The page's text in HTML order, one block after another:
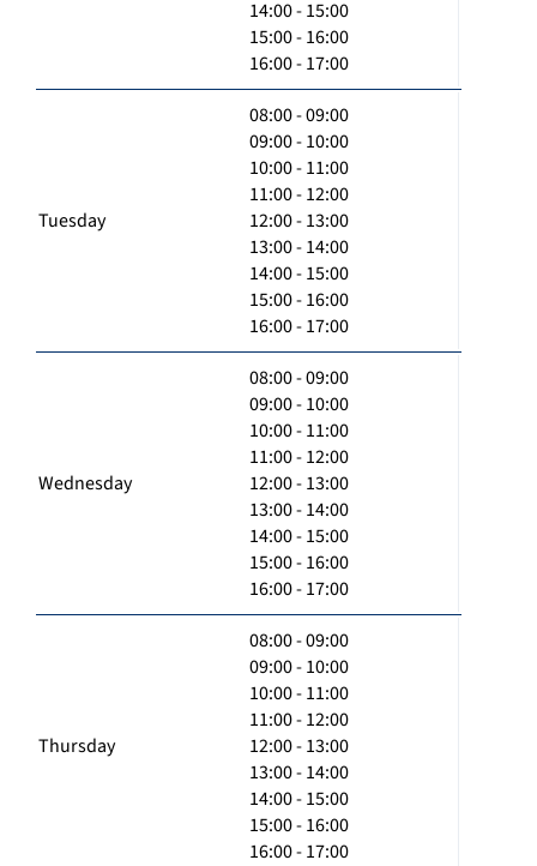
14:00 - 15:00
15:00 - 16:00
16:00 - 17:00
Tuesday
08:00 - 09:00
09:00 - 10:00
10:00 - 11:00
11:00 - 12:00
12:00 - 13:00
13:00 - 14:00
14:00 - 15:00
15:00 - 16:00
16:00 - 17:00
Wednesday
08:00 - 09:00
09:00 - 10:00
10:00 - 11:00
11:00 - 12:00
12:00 - 13:00
13:00 - 14:00
14:00 - 15:00
15:00 - 16:00
16:00 - 17:00
Thursday
08:00 - 09:00
09:00 - 10:00
10:00 - 11:00
11:00 - 12:00
12:00 - 13:00
13:00 - 14:00
14:00 - 15:00
15:00 - 16:00
16:00 - 17:00